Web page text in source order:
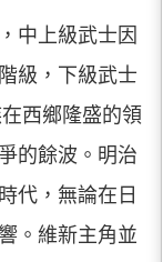
中上級武士因
級，下級武士
西鄉隆盛的領
的餘波。明治
代，無論在日
。維新主角並